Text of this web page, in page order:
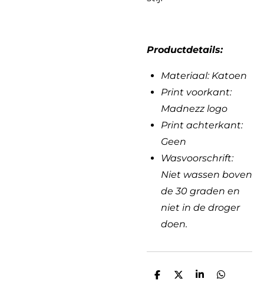
Productdetails:
Materiaal: Katoen
Print voorkant:
Madnezz logo
Print achterkant:
Geen
Wasvoorschrift:
Niet wassen boven
de 30 graden en
niet in de droger
doen.
D
D
S
D